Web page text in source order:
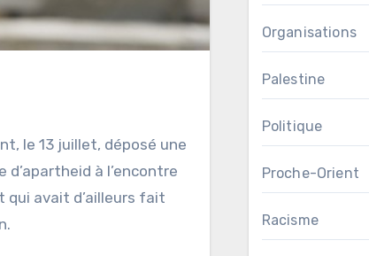
le 13 juillet, déposé une
à l’encontre
avait d’ailleurs fait
Organisations
Palestine
Politique
Proche-Orient
Racisme